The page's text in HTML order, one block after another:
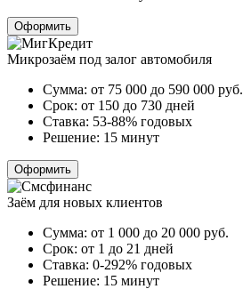
Оформить
Микрозаём под залог автомобиля
Сумма: от 75 000 до 590 000 руб.
Срок: от 150 до 730 дней
Ставка: 53-88% годовых
Решение: 15 минут
Оформить
Заём для новых клиентов
Сумма: от 1 000 до 20 000 руб.
Срок: от 1 до 21 дней
Ставка: 0-292% годовых
Решение: 15 минут